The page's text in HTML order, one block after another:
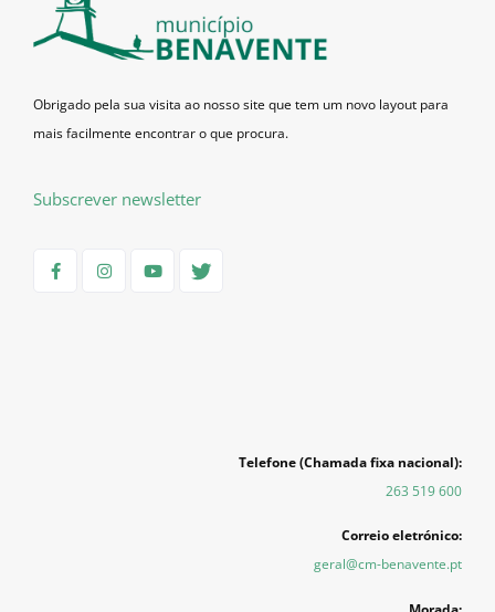
Obrigado pela sua visita ao nosso site que tem um novo layout para
mais facilmente encontrar o que procura.
Subscrever newsletter
Telefone (Chamada fixa nacional):
263 519 600
Correio eletrónico:
geral@cm-benavente.pt